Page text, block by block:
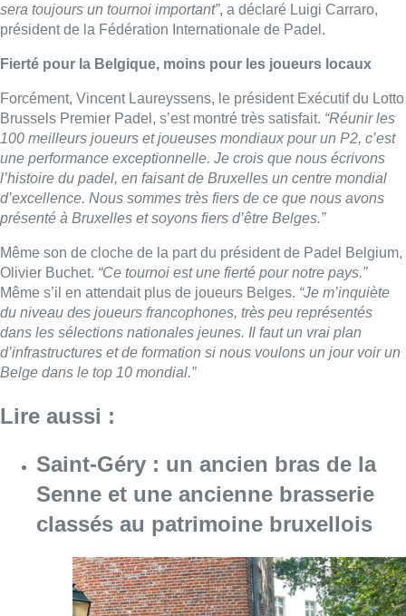
sera toujours un tournoi important”, a déclaré Luigi Carraro,
président de la Fédération Internationale de Padel.
Fierté pour la Belgique, moins pour les joueurs locaux
Forcément, Vincent Laureyssens, le président Exécutif du Lotto
Brussels Premier Padel, s’est montré très satisfait. “Réunir les
100 meilleurs joueurs et joueuses mondiaux pour un P2, c’est
une performance exceptionnelle. Je crois que nous écrivons
l’histoire du padel, en faisant de Bruxelles un centre mondial
d’excellence. Nous sommes très fiers de ce que nous avons
présenté à Bruxelles et soyons fiers d’être Belges.”
Même son de cloche de la part du président de Padel Belgium,
Olivier Buchet. “Ce tournoi est une fierté pour notre pays.”
Même s’il en attendait plus de joueurs Belges. “Je m’inquiète
du niveau des joueurs francophones, très peu représentés
dans les sélections nationales jeunes. Il faut un vrai plan
d’infrastructures et de formation si nous voulons un jour voir un
Belge dans le top 10 mondial.”
Lire aussi :
Saint-Géry : un ancien bras de la
Senne et une ancienne brasserie
classés au patrimoine bruxellois